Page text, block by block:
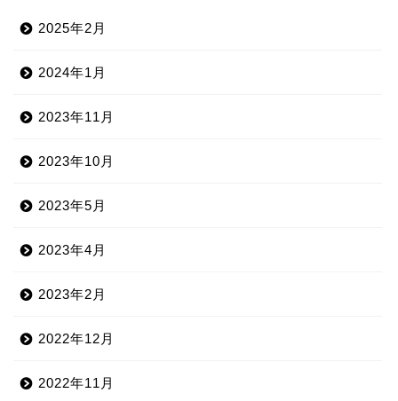
2025年2月
2024年1月
2023年11月
2023年10月
2023年5月
2023年4月
2023年2月
2022年12月
2022年11月